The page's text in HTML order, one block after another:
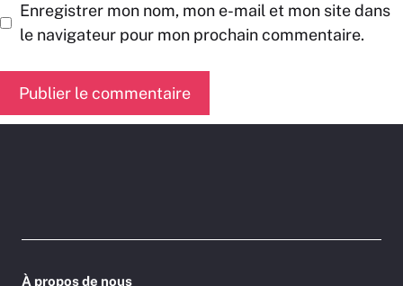
Enregistrer mon nom, mon e-mail et mon site dans
le navigateur pour mon prochain commentaire.
À propos de nous